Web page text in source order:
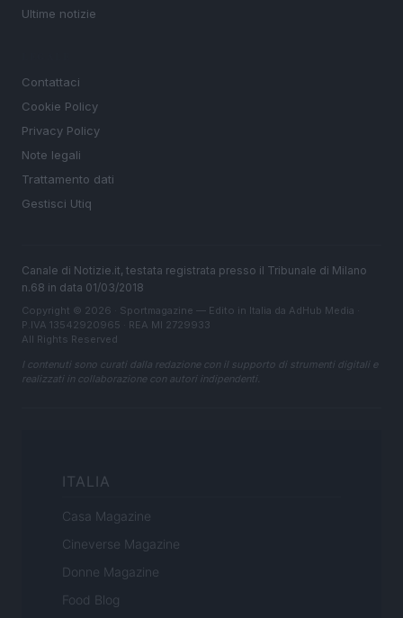
Ultime notizie
Contattaci
Cookie Policy
Privacy Policy
Note legali
Trattamento dati
Gestisci Utiq
Canale di Notizie.it, testata registrata presso il Tribunale di Milano
n.68 in data 01/03/2018
Copyright © 2026 · Sportmagazine — Edito in Italia da AdHub Media
P.IVA 13542920965 · REA MI 2729933
All Rights Reserved
I contenuti sono curati dalla redazione con il supporto di strumenti digitali e
realizzati in collaborazione con autori indipendenti.
ITALIA
Casa Magazine
Cineverse Magazine
Donne Magazine
Food Blog